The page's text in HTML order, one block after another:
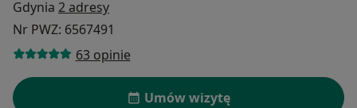
Gdynia 2 adresy
Nr PWZ: 6567491
63 opinie
Umów wizytę